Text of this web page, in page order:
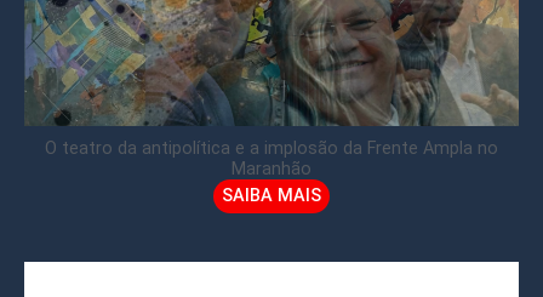
O teatro da antipolítica e a implosão da Frente Ampla no
Maranhão
SAIBA MAIS